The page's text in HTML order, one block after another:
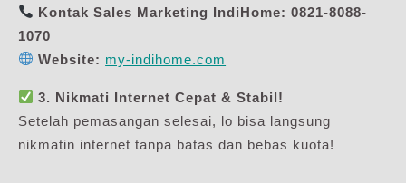
Kontak Sales Marketing IndiHome: 0821-8088-
1070
Website: my-indihome.com
3. Nikmati Internet Cepat & Stabil!
Setelah pemasangan selesai, lo bisa langsung
nikmatin internet tanpa batas dan bebas kuota!